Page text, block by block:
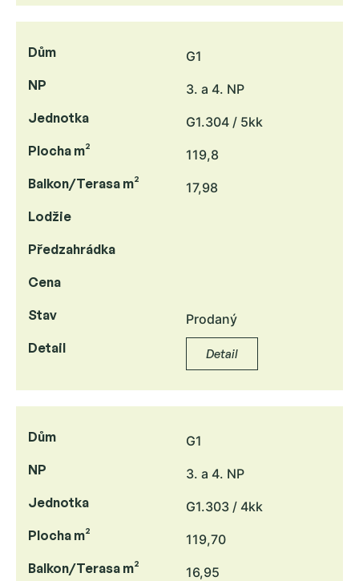
Dům
G1
NP
3. a 4. NP
Jednotka
G1.304 / 5kk
Plocha m²
119,8
Balkon/Terasa m²
17,98
Lodžie
Předzahrádka
Cena
Stav
Prodaný
Detail
Detail
Dům
G1
NP
3. a 4. NP
Jednotka
G1.303 / 4kk
Plocha m²
119,70
Balkon/Terasa m²
16,95